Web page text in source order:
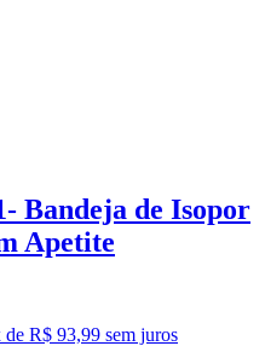
Bandeja de Isopor
Apetite
de R$ 93,99 sem juros